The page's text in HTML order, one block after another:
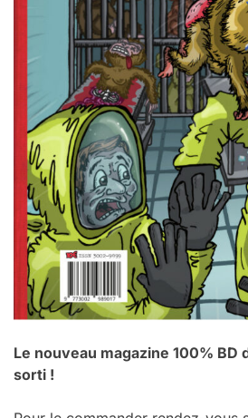
Le nouveau magazine 100% BD
sorti !